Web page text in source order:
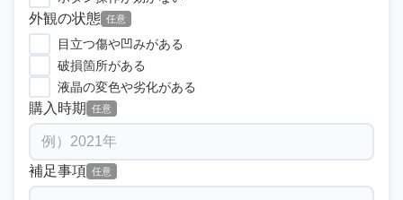
外観の状態 任意
目立つ傷や凹みがある
破損箇所がある
液晶の変色や劣化がある
購入時期 任意
補足事項 任意